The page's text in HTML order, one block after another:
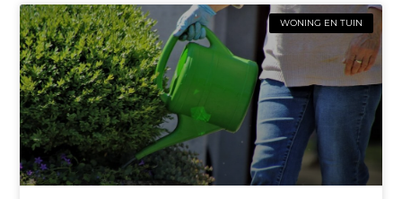
WONING EN TUIN